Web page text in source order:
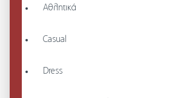
Αθλητικά
Casual
Dress